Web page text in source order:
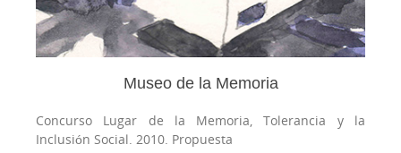
Museo de la Memoria
Concurso Lugar de la Memoria, Tolerancia y la
Inclusión Social. 2010. Propuesta